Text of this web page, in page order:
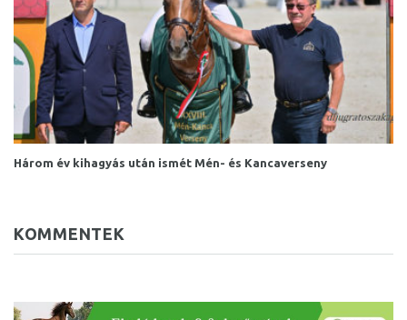
Három év kihagyás után ismét Mén- és Kancaverseny
KOMMENTEK